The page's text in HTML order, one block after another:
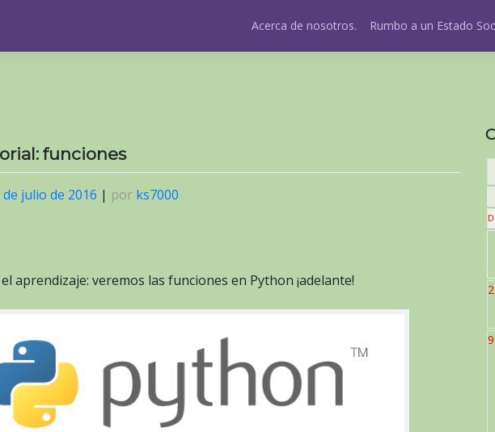
Acerca de nosotros. Rumbo a un Estado
funciones
julio de 2016 | por ks7000
aprendizaje: veremos las funciones en Python ¡adelante! 2
9